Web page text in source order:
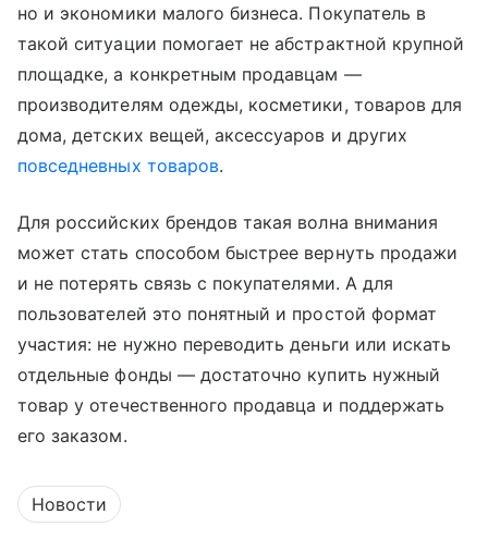
но и экономики малого бизнеса. Покупатель в
такой ситуации помогает не абстрактной крупной
площадке, а конкретным продавцам —
производителям одежды, косметики, товаров для
дома, детских вещей, аксессуаров и других
повседневных товаров.
Для российских брендов такая волна внимания
может стать способом быстрее вернуть продажи
и не потерять связь с покупателями. А для
пользователей это понятный и простой формат
участия: не нужно переводить деньги или искать
отдельные фонды — достаточно купить нужный
товар у отечественного продавца и поддержать
его заказом.
Новости